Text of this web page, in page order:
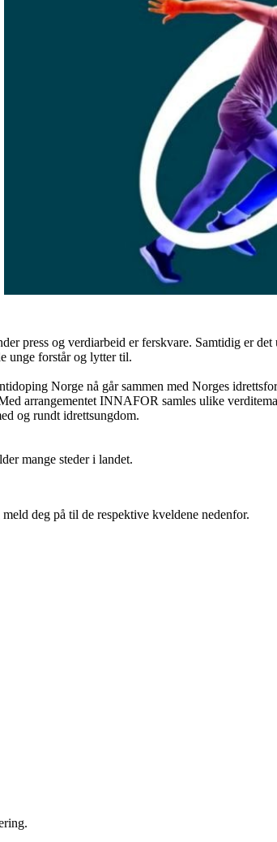
press og verdiarbeid er ferskvare. Samtidig er
unge forstår og lytter til.
Norge nå går sammen med Norges
arrangementet INNAFOR samles ulike
og rundt idrettsungdom.
mange steder i landet.
deg på til de respektive kveldene nedenfor.